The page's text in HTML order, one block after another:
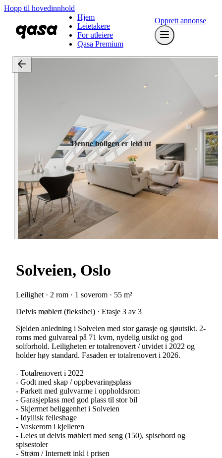
Hopp til hovedinnhold
Hjem
Leietakere
For utleiere
Qasa Premium
Opprett annonse
Denne boligen er leid ut
Solveien, Oslo
Leilighet · 2 rom · 1 soverom · 55 m²
Delvis møblert (fleksibel) · Etasje 3 av 3
Sjelden anledning i Solveien med stor garasje og sjøutsikt. 2-
roms med gulvareal på 71 kvm, nydelig utsikt og god
solforhold. Leiligheten er totalrenovert / utvidet i 2022 og
holder høy standard. Fasaden er totalrenovert i 2026.
- Totalrenovert i 2022
- Godt med skap / oppbevaringsplass
- Parkett med gulvvarme i oppholdsrom
- Garasjeplass med god plass til stor bil
- Skjermet beliggenhet i Solveien
- Idyllisk felleshage
- Vaskerom i kjelleren
- Leies ut delvis møblert med seng (150), spisebord og
spisestoler
- Strøm / Internett inkl i prisen